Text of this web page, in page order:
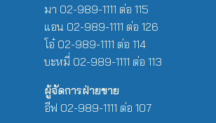
มา 02-989-1111 ต่อ 115
แอน 02-989-1111 ต่อ 126
โอ๋ 02-989-1111 ต่อ 114
บะหมี่ 02-989-1111 ต่อ 113
ผู้จัดการฝ่ายขาย
อีฟ 02-989-1111 ต่อ 107